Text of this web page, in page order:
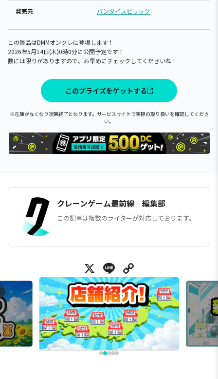
発売元 バンダイスピリッツ
この景品はDMMオンクレに登場します！
2026年5月14日(木)0時0分に公開予定です！
数には限りがありますので、お早めにチェックしてくださいね！
このプライズをゲットする
※在庫がなくなり次第終了となります。サービスサイトで実際の取り扱いを確認してくださ
い。
クレーンゲーム最前線 編集部
この記事は複数のライターが対応しております。
X Line